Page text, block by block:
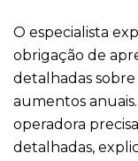
O especialista
obrigação de
detalhadas sobre
aumentos
operadora
detalhadas,